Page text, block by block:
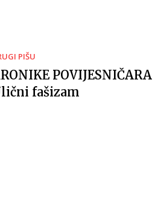
PIŠU
POVIJESNIČARA
fašizam